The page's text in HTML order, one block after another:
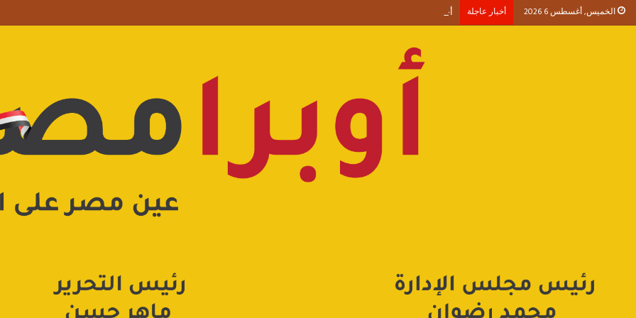
الخميس, أغسطس 6 2026 أخبار عاجلة أحمد طنطاوي يكتب حين يصبح الوجود علامة استفهام